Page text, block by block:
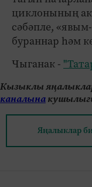
циклонының
сәбәпле,
бураннар һәм
Чыганак -
Кызыклы
каналына
Яңалыклар